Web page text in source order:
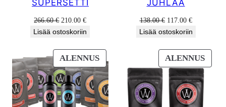
SUPERSETTI
266.60€ Alkuperäinen
hinta
210.00€Nykyinen
hinta
210.00 €.
Lisää ostoskoriin
JUHLAA
138.00€ Alkuperäinen
hinta
117.00 €Nykyinen
hinta
117.00 €.
Lisää ostoskoriin
ALENNUSTUOTE
ALENNUKSESSA
ALENNUS